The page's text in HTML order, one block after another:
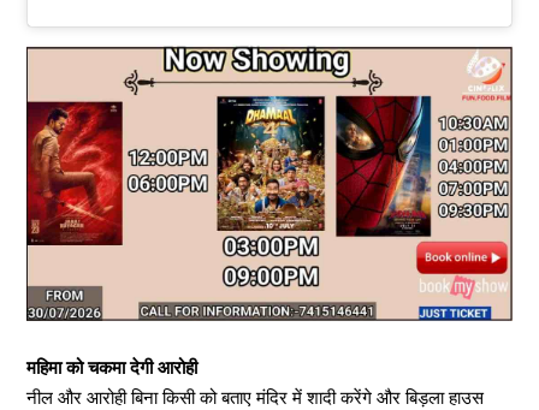
महिमा को चकमा देगी आरोही
नील और आरोही बिना किसी को बताए मंदिर में शादी करेंगे और बिड़ला हाउस